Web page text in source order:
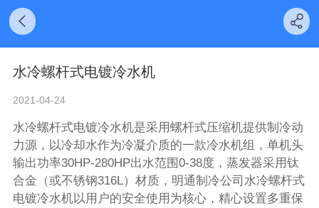
水冷螺杆式电镀冷水机
2021-04-24
水冷螺杆式电镀冷水机是采用螺杆式压缩机提供制冷动
力源，以冷却水作为冷凝介质的一款冷水机组，单机头
输出功率30HP-280HP出水范围0-38度，蒸发器采用钛
合金（或不锈钢316L）材质，明通制冷公司 水冷螺杆式
电镀冷水机以用户的安全使用为核心，精心设置多重保